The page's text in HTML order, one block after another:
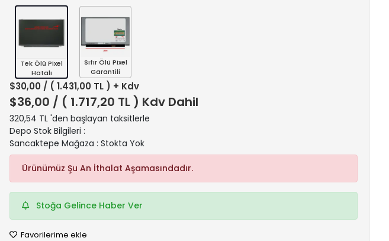
Tek Ölü Pixel
Hatalı
Sıfır Ölü Pixel
Garantili
$30,00 / ( 1.431,00 TL ) + Kdv
$36,00 / ( 1.717,20 TL ) Kdv Dahil
320,54 TL 'den başlayan taksitlerle
Depo Stok Bilgileri :
Sancaktepe Mağaza : Stokta Yok
Ürünümüz Şu An İthalat Aşamasındadır.
Stoğa Gelince Haber Ver
Favorilerime ekle